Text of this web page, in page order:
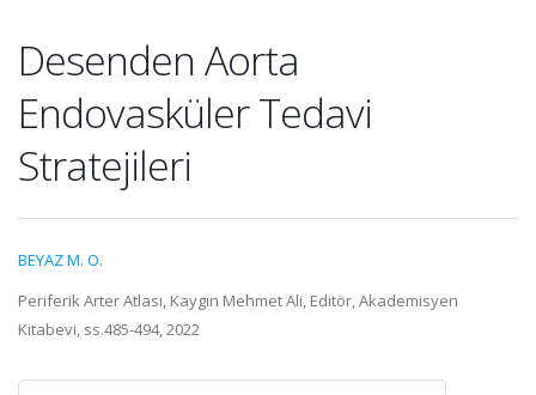
Desenden Aorta
Endovasküler Tedavi
Stratejileri
BEYAZ M. O.
Periferik Arter Atlası, Kaygın Mehmet Ali, Editör, Akademisyen
Kitabevi, ss.485-494, 2022